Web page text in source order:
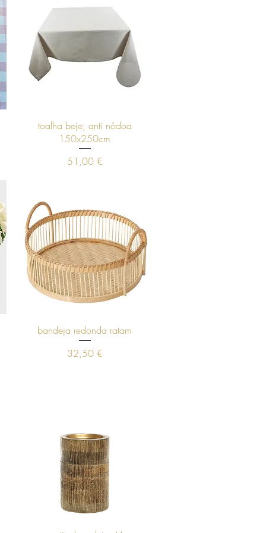
Visualização rápida
toalha beje, anti nódoa
150x250cm
Preço
51,00 €
Visualização rápida
bandeja redonda ratam
Preço
32,50 €